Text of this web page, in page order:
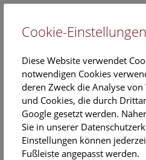
Dinoshow
Sonntag, 20. Juli 2025, 16:30
Cookie-Einstellungen
Diese Website verwendet
notwendigen Cookies
deren Zweck die Analyse
und Cookies, die durch
Google gesetzt werden.
Sie in unserer
Einstellungen können
Fußleiste angepasst werden.